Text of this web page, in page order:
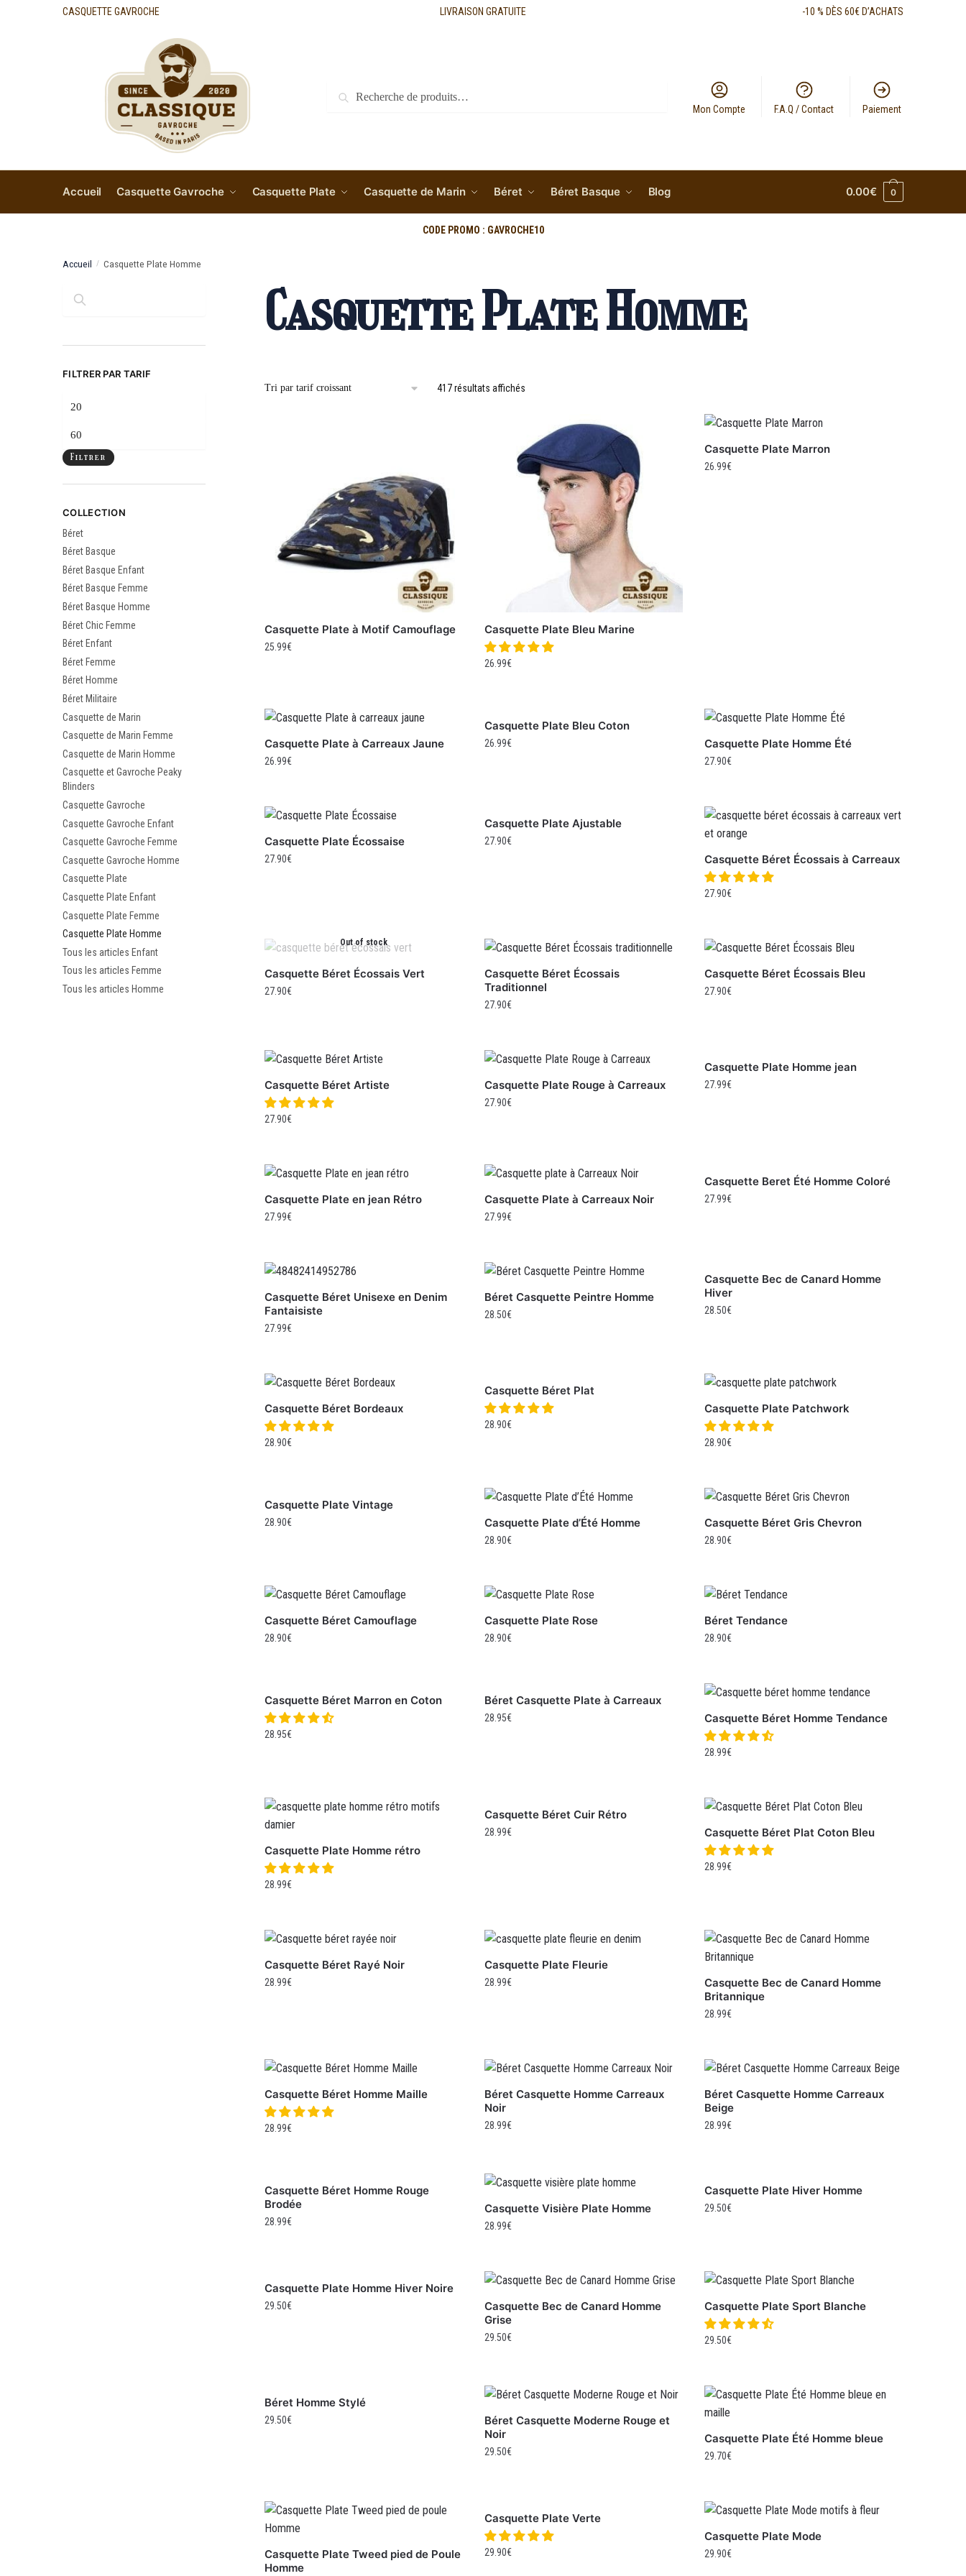
CASQUETTE GAVROCHE LIVRAISON GRATUITE -10 % DÈS 60€ D’ACHATS
Recherche
Mon Compte F.A.Q / Contact Paiement
Accueil Casquette Gavroche Casquette Plate Casquette de Marin Béret Béret Basque Blog 0.00€ 0
CODE PROMO : GAVROCHE10
Accueil / Casquette Plate Homme
Casquette Plate Homme
417 résultats affichés
Casquette Plate à Motif Camouflage
25.99€
Casquette Plate Bleu Marine
26.99€
Casquette Plate Marron
26.99€
Casquette Plate à Carreaux Jaune
26.99€
Casquette Plate Bleu Coton
26.99€ Casquette Plate Homme Été
27.90€
Casquette Plate Écossaise
27.90€
Casquette Plate Ajustable
27.90€
Casquette Béret Écossais à Carreaux
27.90€
Out of stock
Casquette Béret Écossais Vert
27.90€
Casquette Béret Écossais
Traditionnel
27.90€
Casquette Béret Écossais Bleu
27.90€
Casquette Béret Artiste
27.90€
Casquette Plate Rouge à Carreaux
27.90€
Casquette Plate Homme jean
27.99€
Casquette Plate en jean Rétro
27.99€
Casquette Plate à Carreaux Noir
27.99€
Casquette Beret Été Homme Coloré
27.99€
Casquette Béret Unisexe en Denim
Fantaisiste
27.99€
Béret Casquette Peintre Homme
28.50€
Casquette Bec de Canard Homme
Hiver
28.50€
Casquette Béret Bordeaux
28.90€
Casquette Béret Plat
28.90€
Casquette Plate Patchwork
28.90€
Casquette Plate Vintage
28.90€ Casquette Plate d’Été Homme
28.90€
Casquette Béret Gris Chevron
28.90€
Casquette Béret Camouflage
28.90€
Casquette Plate Rose
28.90€
Béret Tendance
28.90€
Casquette Béret Marron en Coton
28.95€
Béret Casquette Plate à Carreaux
28.95€ Casquette Béret Homme Tendance
28.99€
Casquette Plate Homme rétro
28.99€
Casquette Béret Cuir Rétro
28.99€ Casquette Béret Plat Coton Bleu
28.99€
Casquette Béret Rayé Noir
28.99€
Casquette Plate Fleurie
28.99€
Casquette Bec de Canard Homme
Britannique
28.99€
Casquette Béret Homme Maille
28.99€
Béret Casquette Homme Carreaux
Noir
28.99€
Béret Casquette Homme Carreaux
Beige
28.99€
Casquette Béret Homme Rouge
Brodée
28.99€
Casquette Visière Plate Homme
28.99€
Casquette Plate Hiver Homme
29.50€
Casquette Plate Homme Hiver Noire
29.50€
Casquette Bec de Canard Homme
Grise
29.50€
Casquette Plate Sport Blanche
29.50€
Béret Homme Stylé
29.50€
Béret Casquette Moderne Rouge et
Noir
29.50€
Casquette Plate Été Homme bleue
29.70€
Casquette Plate Tweed pied de Poule
Homme
Casquette Plate Verte
29.90€
Casquette Plate Mode
29.90€
Rechercher
FILTRER PAR TARIF
Filtrer
COLLECTION
Béret
Béret Basque
Béret Basque Enfant
Béret Basque Femme
Béret Basque Homme
Béret Chic Femme
Béret Enfant
Béret Femme
Béret Homme
Béret Militaire
Casquette de Marin
Casquette de Marin Femme
Casquette de Marin Homme
Casquette et Gavroche Peaky
Blinders
Casquette Gavroche
Casquette Gavroche Enfant
Casquette Gavroche Femme
Casquette Gavroche Homme
Casquette Plate
Casquette Plate Enfant
Casquette Plate Femme
Casquette Plate Homme
Tous les articles Enfant
Tous les articles Femme
Tous les articles Homme